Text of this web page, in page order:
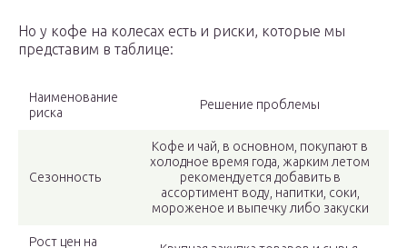
Но у кофе на колесах есть и риски, которые мы
представим в таблице:
Наименование
риска
Решение проблемы
Сезонность
Кофе и чай, в основном, покупают в
холодное время года, жарким летом
рекомендуется добавить в
ассортимент воду, напитки, соки,
мороженое и выпечку либо закуски
Рост цен на